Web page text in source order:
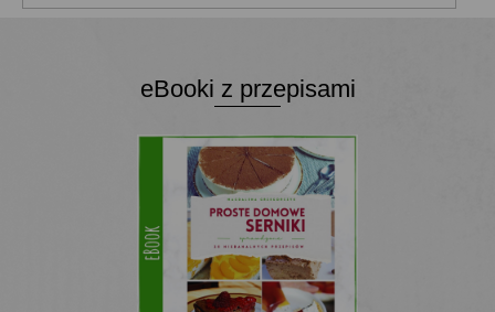
eBooki z przepisami